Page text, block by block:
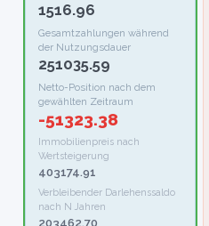
1516.96
Gesamtzahlungen während
der Nutzungsdauer
251035.59
Netto-Position nach dem
gewählten Zeitraum
-51323.38
Immobilienpreis nach
Wertsteigerung
403174.91
Verbleibender Darlehenssaldo
nach N Jahren
203462.70